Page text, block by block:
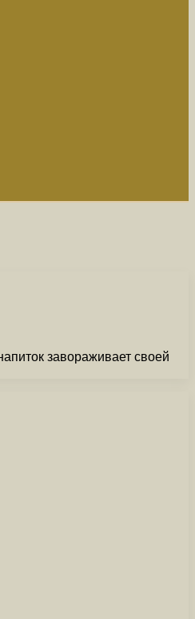
завораживает своей